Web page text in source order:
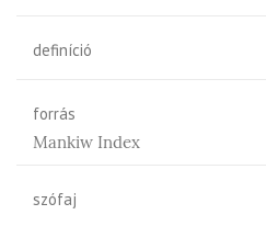
definíció
forrás
Mankiw Index
szófaj